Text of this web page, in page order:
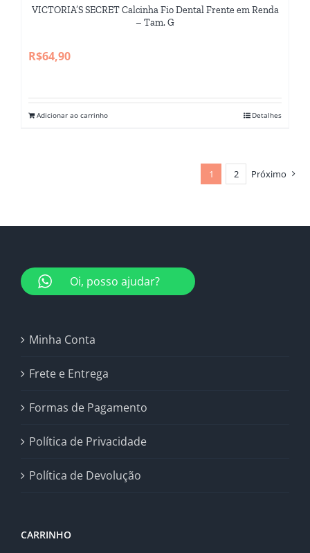
VICTORIA’S SECRET Calcinha Fio Dental Frente em Renda
– Tam. G
R$64,90
Adicionar ao carrinho Detalhes
1 2 Próximo
Oi, posso ajudar?
Minha Conta
Frete e Entrega
Formas de Pagamento
Política de Privacidade
Política de Devolução
CARRINHO